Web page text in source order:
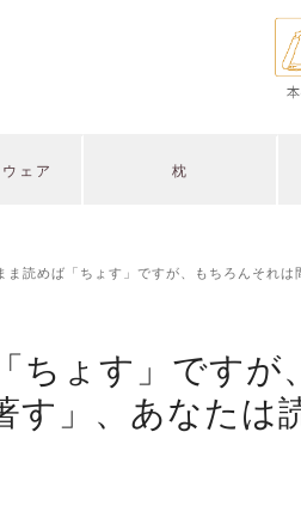
ェア 枕
ま読めば「ちょす」ですが、もちろんそれ
ちょす」ですが
す」、あなたは